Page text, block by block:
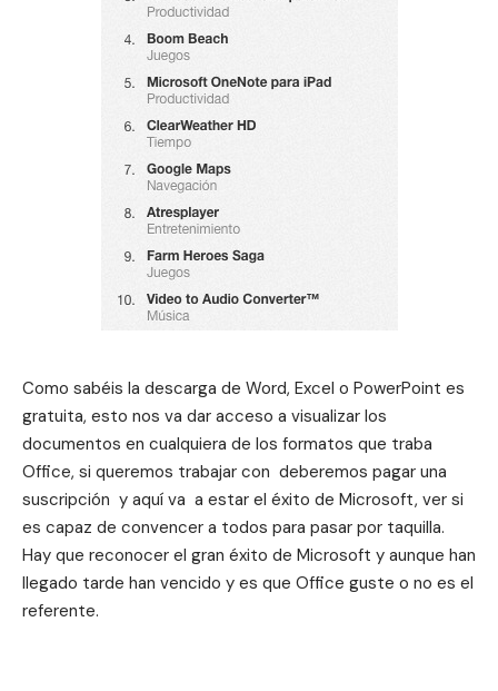
Como sabéis la descarga de Word, Excel o PowerPoint es
gratuita, esto nos va dar acceso a visualizar los
documentos en cualquiera de los formatos que traba
Office, si queremos trabajar con deberemos pagar una
suscripción y aquí va a estar el éxito de Microsoft, ver si
es capaz de convencer a todos para pasar por taquilla.
Hay que reconocer el gran éxito de Microsoft y aunque han
llegado tarde han vencido y es que Office guste o no es el
referente.